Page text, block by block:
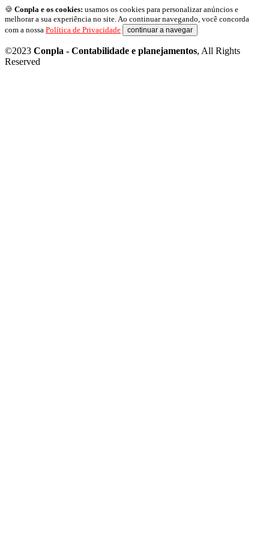
🍪 Conpla e os cookies: usamos os cookies para personalizar anúncios e
melhorar a sua experiência no site. Ao continuar navegando, você concorda
com a nossa Política de Privacidade continuar a navegar
©2023 Conpla - Contabilidade e planejamentos, All Rights
Reserved